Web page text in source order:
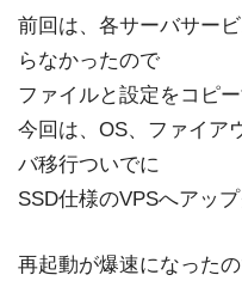
前回は、各サーバサー
らなかったので
ファイルと設定をコピ
今回は、OS、ファイア
バ移行ついでに
SSD仕様のVPSへアッ
再起動が爆速になった